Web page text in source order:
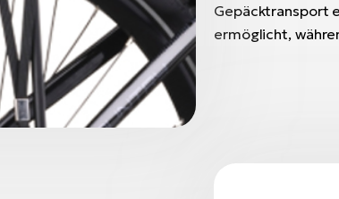
Gepäcktransport
ermöglicht,